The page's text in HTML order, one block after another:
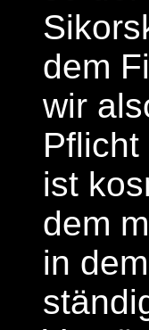
dem
wir
ist
dem
in